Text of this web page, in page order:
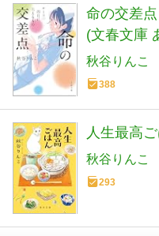
命の交差
(文春文庫
秋谷りんこ
388
人生最高
秋谷りんこ
293